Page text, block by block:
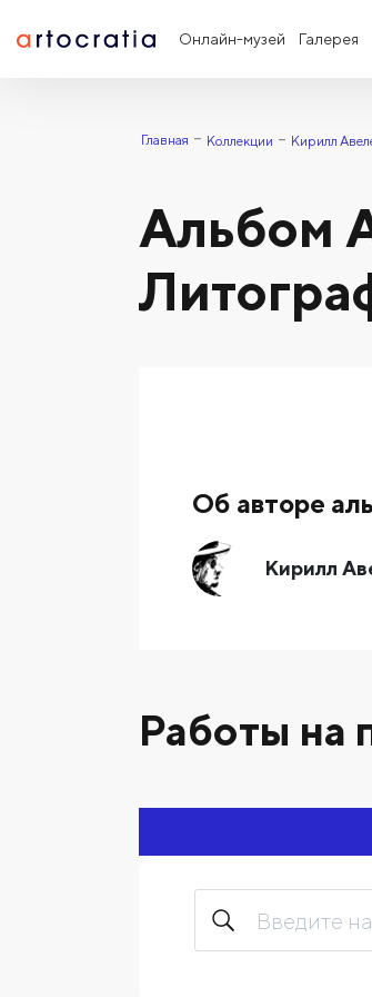
Онлайн-музей Галерея
Главная Коллекции Кирилл
Альбом
Об авторе
Кирилл
Работы на